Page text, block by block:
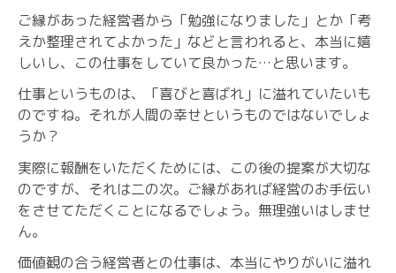
ご縁があった経営者から「勉強になりました」とか「考
えか整理されてよかった」などと言われると、本当に嬉
しいし、この仕事をしていて良かった…と思います。
仕事というものは、「喜びと喜ばれ」に溢れていたいも
のですね。それが人間の幸せというものではないでしょ
うか？
実際に報酬をいただくためには、この後の提案が大切な
のですが、それは二の次。ご縁があれば経営のお手伝い
をさせてただくことになるでしょう。無理強いはしませ
ん。
価値観の合う経営者との仕事は、本当にやりがいに溢れ